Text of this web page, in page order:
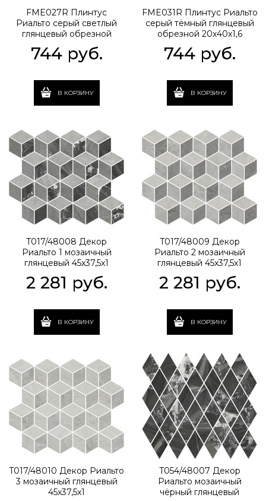
FME027R Плинтус
Риальто серый светлый
глянцевый обрезной
744 руб.
В КОРЗИНУ
FME031R Плинтус Риальто
серый тёмный глянцевый
обрезной 20x40x1,6
744 руб.
В КОРЗИНУ
T017/48008 Декор
Риальто 1 мозаичный
глянцевый 45x37,5x1
2 281 руб.
В КОРЗИНУ
T017/48009 Декор
Риальто 2 мозаичный
глянцевый 45x37,5x1
2 281 руб.
В КОРЗИНУ
T017/48010 Декор Риальто
3 мозаичный глянцевый
45x37,5x1
T054/48007 Декор
Риальто мозаичный
чёрный глянцевый